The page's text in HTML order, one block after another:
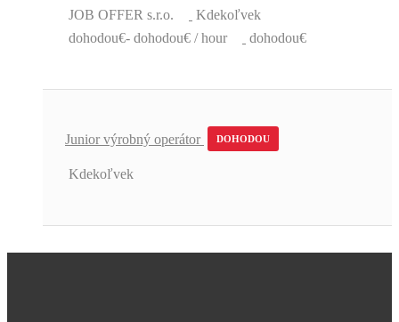
JOB OFFER s.r.o.
Kdekoľvek
dohodou€- dohodou€ / hour
dohodou€
Junior výrobný operátor DOHODOU
Kdekoľvek